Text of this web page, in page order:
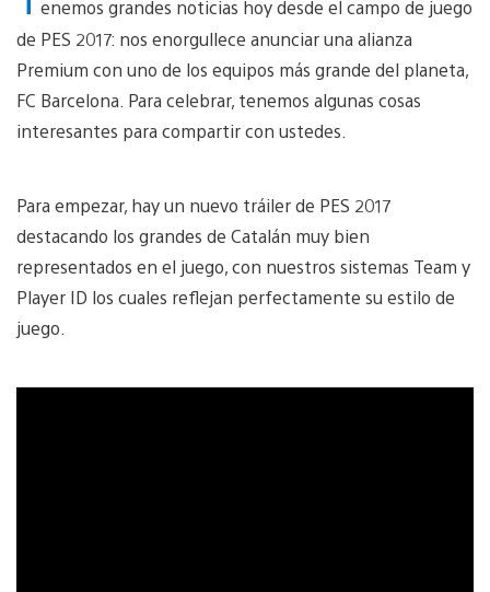
enemos grandes noticias hoy desde el campo de juego
de PES 2017: nos enorgullece anunciar una alianza
Premium con uno de los equipos más grande del planeta,
FC Barcelona. Para celebrar, tenemos algunas cosas
interesantes para compartir con ustedes.
Para empezar, hay un nuevo tráiler de PES 2017
destacando los grandes de Catalán muy bien
representados en el juego, con nuestros sistemas Team y
Player ID los cuales reflejan perfectamente su estilo de
juego.